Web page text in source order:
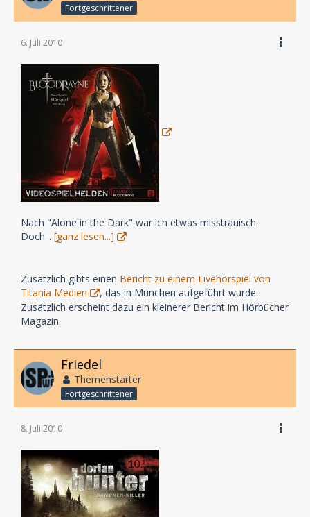
Fortgeschrittener
6. Juli 2010
Nach "Alone in the Dark" war ich etwas misstrauisch.
Doch... [ganz lesen...]
Zusätzlich gibts einen Bericht zu einem Livehörspiel von
Titania Medien
, das in München aufgeführt wurde.
Zusätzlich erscheint dazu ein kleinerer Bericht im Hörbücher
Magazin.
Friedel
Themenstarter
Fortgeschrittener
8. Juli 2010